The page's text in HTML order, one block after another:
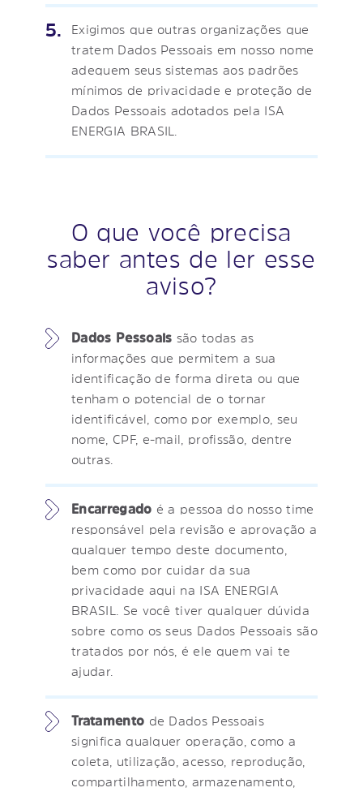
Exigimos que outras organizações que
tratem Dados Pessoais em nosso nome
adequem seus sistemas aos padrões
mínimos de privacidade e proteção de
Dados Pessoais adotados pela ISA
ENERGIA BRASIL.
O que você precisa
saber antes de ler esse
aviso?
Dados Pessoais são todas as
informações que permitem a sua
identificação de forma direta ou que
tenham o potencial de o tornar
identificável, como por exemplo, seu
nome, CPF, e-mail, profissão, dentre
outras.
Encarregado é a pessoa do nosso time
responsável pela revisão e aprovação a
qualquer tempo deste documento,
bem como por cuidar da sua
privacidade aqui na ISA ENERGIA
BRASIL. Se você tiver qualquer dúvida
sobre como os seus Dados Pessoais são
tratados por nós, é ele quem vai te
ajudar.
Tratamento de Dados Pessoais
significa qualquer operação, como a
coleta, utilização, acesso, reprodução,
compartilhamento, armazenamento,